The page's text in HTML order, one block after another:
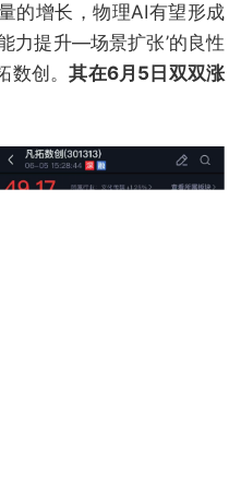
的增长，物理AI有望形成
力提升—场景扩张’的良性
数创。其在6月5日双双涨